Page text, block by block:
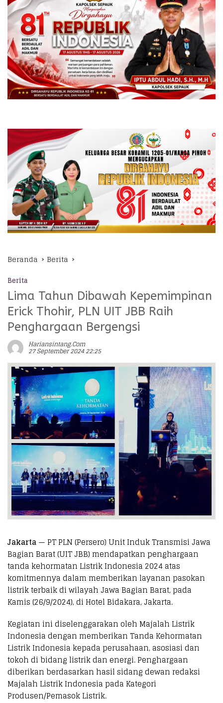
Beranda Berita
Berita
Lima Tahun Dibawah Kepemimpinan
Erick Thohir, PLN UIT JBB Raih
Penghargaan Bergengsi
Hariansintang.com
27 September 2024 22:25
Jakarta— PT PLN (Persero) Unit Induk Transmisi Jawa
Bagian Barat (UIT JBB) mendapatkan penghargaan
tanda kehormatan Listrik Indonesia 2024 atas
komitmennya dalam memberikan layanan pasokan
listrik terbaik di wilayah Jawa Bagian Barat, pada
Kamis (26/9/2024), di Hotel Bidakara, Jakarta.
Kegiatan ini diselenggarakan oleh Majalah Listrik
Indonesia dengan memberikan Tanda Kehormatan
Listrik Indonesia kepada perusahaan, asosiasi dan
tokoh di bidang listrik dan energi. Penghargaan
diberikan berdasarkan hasil sidang dewan redaksi
Majalah Listrik Indonesia pada Kategori
Produsen/Pemasok Listrik.